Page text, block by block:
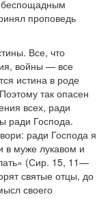
беспощадным
проповедь
Все, что
войны — все
истина в роде
так опасен
всех, ради
ради Господа.
ради Господа я
в муже лукавом и
(Сир. 15, 11—
святые отцы, до
своего